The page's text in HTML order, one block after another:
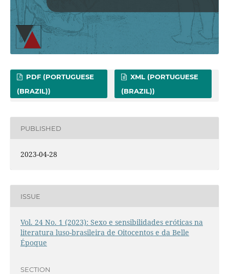
PDF (PORTUGUESE
(BRAZIL))
XML (PORTUGUESE
(BRAZIL))
PUBLISHED
2023-04-28
ISSUE
Vol. 24 No. 1 (2023): Sexo e sensibilidades eróticas na
literatura luso-brasileira de Oitocentos e da Belle
Époque
SECTION